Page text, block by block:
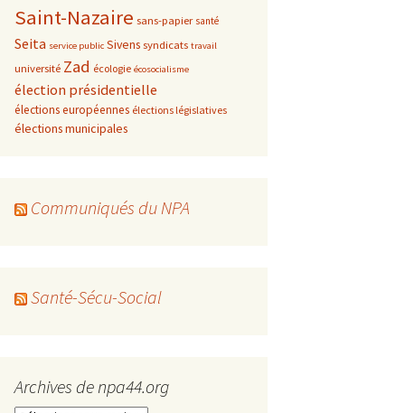
Saint-Nazaire sans-papier santé
Seita service public Sivens syndicats travail
université Zad écologie écosocialisme
élection présidentielle
élections européennes élections législatives
élections municipales
Communiqués du NPA
Santé-Sécu-Social
Archives de npa44.org